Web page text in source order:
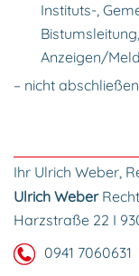
Instituts-,
Anzeigen/
– nicht
Ihr Ulrich Weber,
Ulrich Weber
Harzstraße 22 I
0941 7060631